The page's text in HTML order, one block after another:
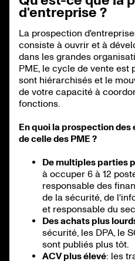
d'entreprise ?
La prospection
consiste à ouvrir et à
dans les grandes
PME, le cycle de vente est
sont hiérarchisés et le
de votre capacité à
fonctions.
En quoi la prospection
de celle des PME ?
De multiples parties
à occuper 6 à 12
responsable des
de la sécurité, de
et responsable du
Des achats plus
sécurité, les DPA, le
sont publiés plus tôt.
ACV plus élevé: les
que vous pouvez réutiliser
Réunir tout cela